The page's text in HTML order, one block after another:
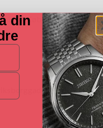
1164 København K.
4,1360
din